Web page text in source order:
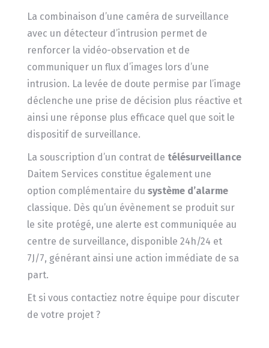
La combinaison d’une caméra de surveillance
avec un détecteur d’intrusion permet de
renforcer la vidéo-observation et de
communiquer un flux d’images lors d’une
intrusion. La levée de doute permise par l’image
déclenche une prise de décision plus réactive et
ainsi une réponse plus efficace quel que soit le
dispositif de surveillance.
La souscription d’un contrat de télésurveillance
Daitem Services constitue également une
option complémentaire du système d’alarme
classique. Dès qu’un évènement se produit sur
le site protégé, une alerte est communiquée au
centre de surveillance, disponible 24h/24 et
7J/7, générant ainsi une action immédiate de sa
part.
Et si vous contactiez notre équipe pour discuter
de votre projet ?